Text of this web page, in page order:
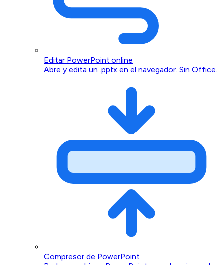
Editar PowerPoint online
Abre y edita un .pptx en el navegador. Sin Office.
Compresor de PowerPoint